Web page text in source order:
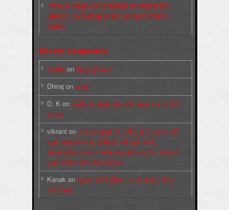
‘नोएडा के मज़दूरों और कार्यकर्ताओं की रिहाई के लिए
अभियान’ (CaRWAN) के बैनर तले दिल्ली में विरोध
प्रदर्शन
Recent Comments
sneha on बिगुल पुस्तिकाएँ
Dhiraj on सम्पर्क
D. K on कश्मीर के हालात और मोदी सरकार के दावों की
सच्चाई
vikrant onकर्नाटक चुनावों के नतीजे, मोदी सरकार की
बढ़ती अलोकप्रियता, फ़ासिस्टों की बढ़ती बेचैनी,
साम्प्रदायिक उन्माद व अन्धराष्ट्रवादी लहर पैदा करने की
बढ़ती साज़िशें और हमारे कार्यभार
Kanak onपुस्‍तकों की पीडीएफ : कार्ल मार्क्‍स : जीवन
और शिक्षाएं